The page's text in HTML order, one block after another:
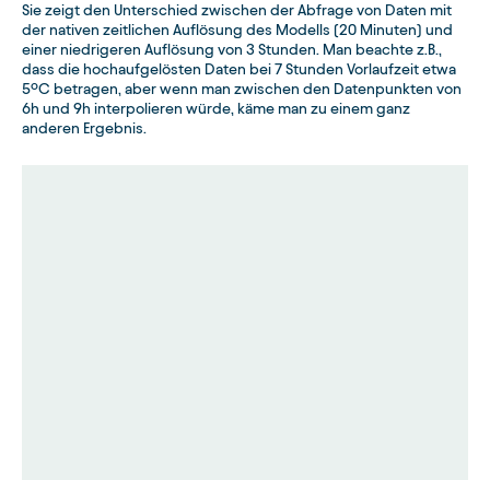
Sie zeigt den Unterschied zwischen der Abfrage von Daten mit
der nativen zeitlichen Auflösung des Modells (20 Minuten) und
einer niedrigeren Auflösung von 3 Stunden. Man beachte z.B.,
dass die hochaufgelösten Daten bei 7 Stunden Vorlaufzeit etwa
5ºC betragen, aber wenn man zwischen den Datenpunkten von
6h und 9h interpolieren würde, käme man zu einem ganz
anderen Ergebnis.